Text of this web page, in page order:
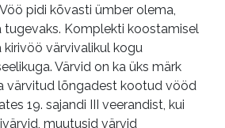
pidi kõvasti ümber olema,
tugevaks. Komplekti koostamisel
värvivalikul kogu
Värvid on ka üks märk
värvitud lõngadest kootud vööd
19. sajandi III veerandist, kui
muutusid värvid